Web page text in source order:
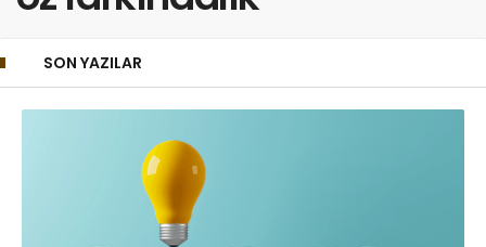
SON YAZILAR